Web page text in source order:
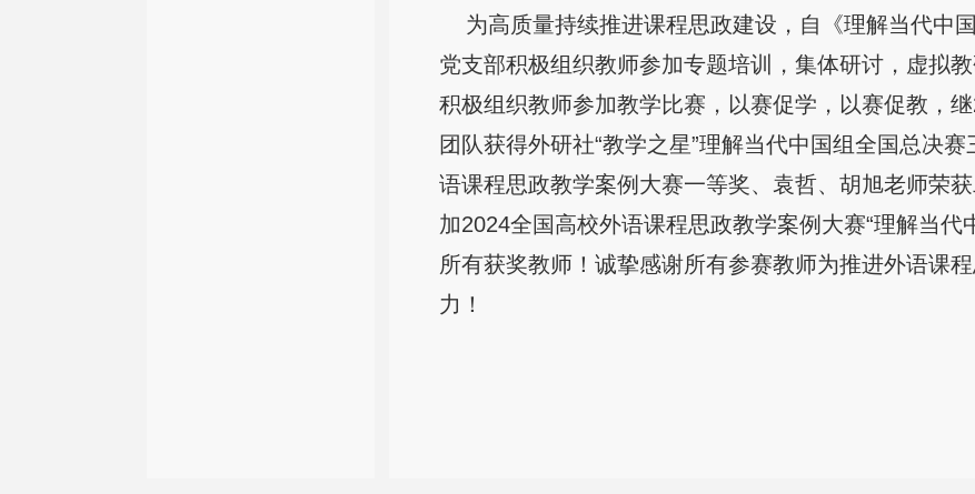
为高质量持续推进课程思政建设，自《理解当代中
党支部积极组织教师参加专题培训，集体研讨，虚拟
积极组织教师参加教学比赛，以赛促学，以赛促教，
团队获得外研社“教学之星”理解当代中国组全国总决
语课程思政教学案例大赛一等奖、袁哲、胡旭老师荣
加2024全国高校外语课程思政教学案例大赛“理解当代
所有获奖教师！诚挚感谢所有参赛教师为推进外语课
力！